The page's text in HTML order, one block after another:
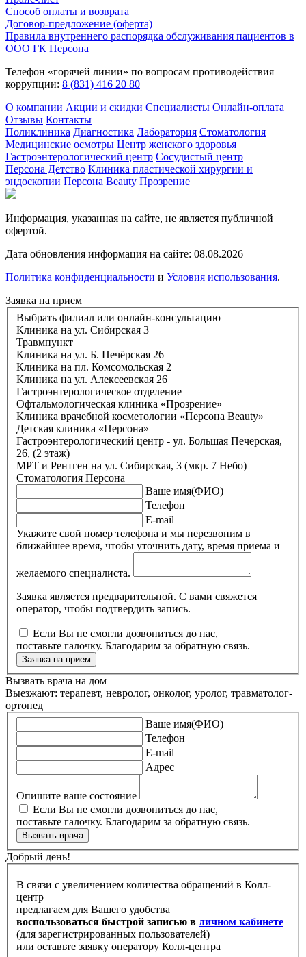
Способ оплаты и возврата
Договор-предложение (оферта)
Правила внутреннего распорядка обслуживания пациентов в
ООО ГК Персона
Телефон «горячей линии» по вопросам противодействия
коррупции: 8 (831) 416 20 80
О компании Акции и скидки Специалисты Онлайн-оплата
Отзывы Контакты
Поликлиника Диагностика Лаборатория Стоматология
Медицинские осмотры Центр женского здоровья
Гастроэнтерологический центр Сосудистый центр
Персона Детство Клиника пластической хирургии и
эндоскопии Персона Beauty Прозрение
Информация, указанная на сайте, не является публичной
офертой.
Дата обновления информация на сайте: 08.08.2026
Политика конфиденциальности и Условия использования.
Заявка на прием
Выбрать филиал или онлайн-консультацию
Клиника на ул. Сибирская 3
Травмпункт
Клиника на ул. Б. Печёрская 26
Клиника на пл. Комсомольская 2
Клиника на ул. Алексеевская 26
Гастроэнтерологическое отделение
Офтальмологическая клиника «Прозрение»
Клиника врачебной косметологии «Персона Beauty»
Детская клиника «Персона»
Гастроэнтерологический центр - ул. Большая Печерская,
26, (2 этаж)
МРТ и Рентген на ул. Сибирская, 3 (мкр. 7 Небо)
Стоматология Персона
Ваше имя(ФИО)
Телефон
E-mail
Укажите свой номер телефона и мы перезвоним в
ближайшее время, чтобы уточнить дату, время приема и
желаемого специалиста.
Заявка является предварительной. С вами свяжется
оператор, чтобы подтвердить запись.
Если Вы не смогли дозвониться до нас,
поставьте галочку. Благодарим за обратную связь.
Заявка на прием
Вызвать врача на дом
Выезжают: терапевт, невролог, онколог, уролог, травматолог-
ортопед
Ваше имя(ФИО)
Телефон
E-mail
Адрес
Опишите ваше состояние
Если Вы не смогли дозвониться до нас,
поставьте галочку. Благодарим за обратную связь.
Вызвать врача
Добрый день!
В связи с увеличением количества обращений в Колл-
центр
предлагаем для Вашего удобства
воспользоваться быстрой записью в личном кабинете
(для зарегистрированных пользователей)
или оставьте заявку оператору Колл-центра